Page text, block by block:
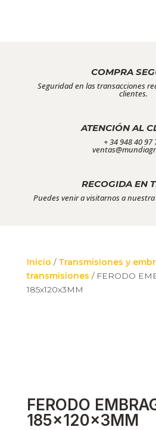
COMPRA
Seguridad en las transacciones
clientes.
ATENCIÓN AL
+ 34 948 40 97
RECOGIDA EN
Puedes venir a visitarnos a
Inicio / Transmisiones y
transmisiones / FERODO
185x120x3MM
FERODO
185x120x3MM